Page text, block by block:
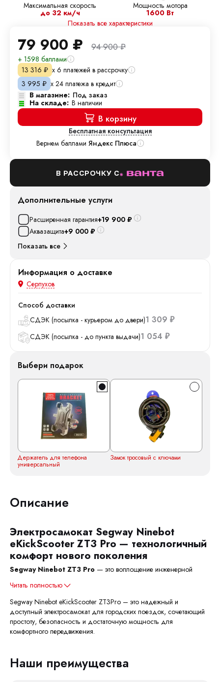
Максимальная скорость
до 32 км/ч
Мощность мотора
1600 Вт
Показать все характеристики
79 900 ₽ 94 900₽
+ 1598 баллами
13 316 ₽ х 6 платежей в рассрочку
3 995 ₽ х 24 платежа в кредит
В магазине: Под заказ
На складе: В наличии
В корзину
Бесплатная консультация
Вернем баллами Яндекс Плюса
В РАССРОЧКУ С
Дополнительные услуги
Расширенная гарантия+19 900 ₽
Аквазащита+9 000 ₽
Показать все
Информация о доставке
Серпухов
Способ доставки
СДЭК (посылка - курьером до двери)1 309 ₽
СДЭК (посылка - до пункта выдачи)1 054 ₽
Выбери подарок
Держатель для телефона
универсальный
Замок тросовый с ключами
Описание
Электросамокат Segway Ninebot
eKickScooter ZT3 Pro — технологичный
комфорт нового поколения
Segway Ninebot ZT3 Pro — это воплощение инженерной
Читать полностью
Segway Ninebot eKickScooter ZT3Pro – это надежный и
доступный электросамокат для городских поездок, сочетающий
простоту, безопасность и достаточную мощность для
комфортного передвижения.
Наши преимущества